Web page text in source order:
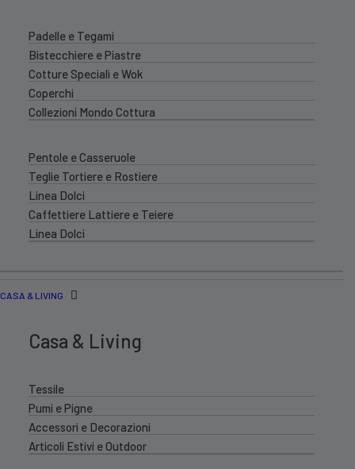
Padelle e Tegami
Bistecchiere e Piastre
Cotture Speciali e Wok
Coperchi
Collezioni Mondo Cottura
Pentole e Casseruole
Teglie Tortiere e Rostiere
Linea Dolci
Caffettiere Lattiere e Teiere
Linea Dolci
CASA & LIVING
Casa & Living
Tessile
Pumi e Pigne
Accessori e Decorazioni
Articoli Estivi e Outdoor